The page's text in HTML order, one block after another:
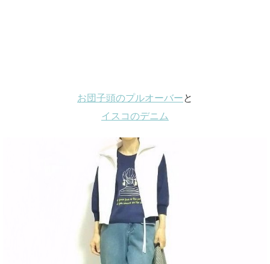
お団子頭のプルオーバーと
イスコのデニム